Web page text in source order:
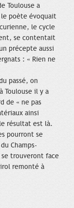
Toulouse a
le poète évoquait
le cycle
se contentait
précepte aussi
: « Rien ne
passé, on
Toulouse il y a
de « ne pas
ainsi
résultat est là.
pourront se
Champs-
se trouveront face
remonté à